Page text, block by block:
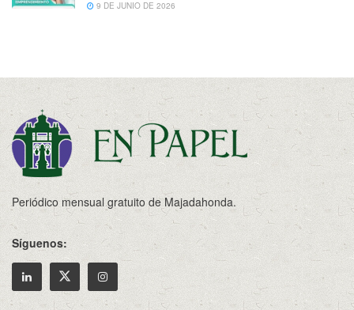
9 DE JUNIO DE 2026
Periódico mensual gratuito de Majadahonda.
Síguenos: